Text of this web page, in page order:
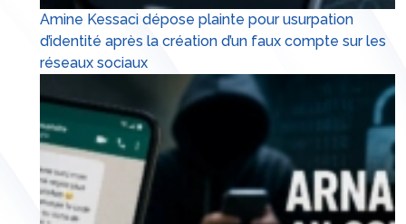
Amine Kessaci dépose plainte pour usurpation
d’identité après la création d’un faux compte sur les
réseaux sociaux